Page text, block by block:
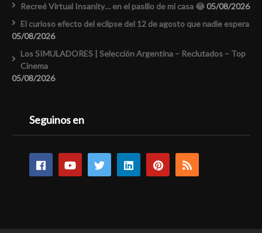
Recreé Virtual Insanity… en el pasillo de mi casa 😂05/08/2026
El curioso efecto del eclipse del 12 de agosto que nadie espera
05/08/2026
Los SIMULADORES | Selección Argentina – Reclutados – Top
Cinema
05/08/2026
Seguinos en